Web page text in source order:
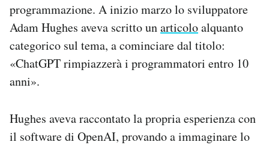
programmazione. A inizio marzo lo sviluppatore
Adam Hughes aveva scritto unarticoloalquanto
categorico sul tema, a cominciare dal titolo:
«ChatGPT rimpiazzerà i programmatori entro 10
anni».
Hughes aveva raccontato la propria esperienza con
il software di OpenAI, provando a immaginare lo